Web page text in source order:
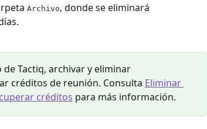
Archivo, donde se eliminará
Tactiq, archivar y eliminar
créditos de reunión. Consulta Eliminar
créditos para más información.